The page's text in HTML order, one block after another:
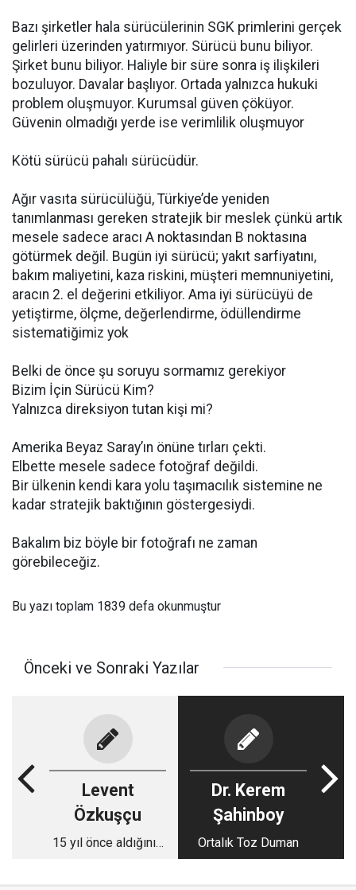
Bazı şirketler hala sürücülerinin SGK primlerini gerçek
gelirleri üzerinden yatırmıyor. Sürücü bunu biliyor.
Şirket bunu biliyor. Haliyle bir süre sonra iş ilişkileri
bozuluyor. Davalar başlıyor. Ortada yalnızca hukuki
problem oluşmuyor. Kurumsal güven çöküyor.
Güvenin olmadığı yerde ise verimlilik oluşmuyor
Kötü sürücü pahalı sürücüdür.
Ağır vasıta sürücülüğü, Türkiye’de yeniden
tanımlanması gereken stratejik bir meslek çünkü artık
mesele sadece aracı A noktasından B noktasına
götürmek değil. Bugün iyi sürücü; yakıt sarfiyatını,
bakım maliyetini, kaza riskini, müşteri memnuniyetini,
aracın 2. el değerini etkiliyor. Ama iyi sürücüyü de
yetiştirme, ölçme, değerlendirme, ödüllendirme
sistematiğimiz yok
Belki de önce şu soruyu sormamız gerekiyor
Bizim İçin Sürücü Kim?
Yalnızca direksiyon tutan kişi mi?
Amerika Beyaz Saray’ın önüne tırları çekti.
Elbette mesele sadece fotoğraf değildi.
Bir ülkenin kendi kara yolu taşımacılık sistemine ne
kadar stratejik baktığının göstergesiydi.
Bakalım biz böyle bir fotoğrafı ne zaman
görebileceğiz.
Bu yazı toplam 1839 defa okunmuştur
Önceki ve Sonraki Yazılar
Levent
Özkuşçu
15 yıl önce aldığınız
Dr. Kerem
Şahinboy
Ortalık Toz Duman